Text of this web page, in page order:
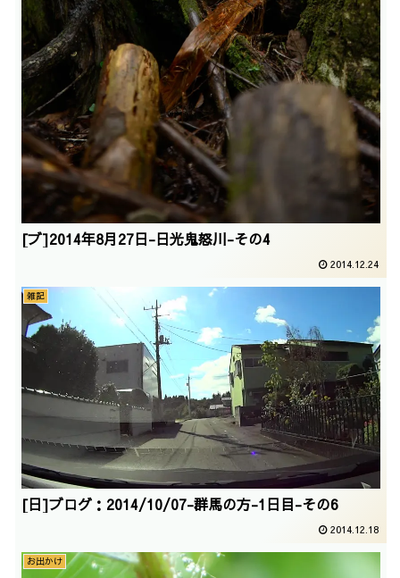
[ブ]2014年8月27日-日光鬼怒川-その4
2014.12.24
雑記
[日]ブログ：2014/10/07-群馬の方-1日目-その6
2014.12.18
お出かけ